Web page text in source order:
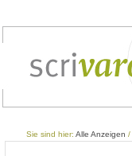
Sie sind hier: Alle Anzeigen /